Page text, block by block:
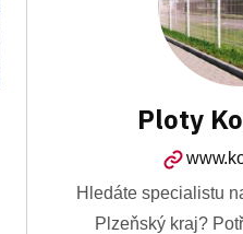
Ploty
Hledáte specialistu
Plzeňský kraj?